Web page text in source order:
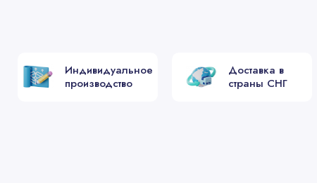
Индивидуальное
производство
Доставка в
страны СНГ